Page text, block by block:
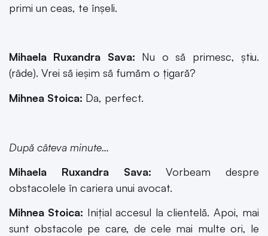
primi un ceas, te înșeli.
Mihaela Ruxandra Sava: Nu o să primesc, știu.
(râde). Vrei să ieșim să fumăm o țigară?
Mihnea Stoica: Da, perfect.
După câteva minute…
Mihaela Ruxandra Sava: Vorbeam despre
obstacolele în cariera unui avocat.
Mihnea Stoica: Inițial accesul la clientelă. Apoi, mai
sunt obstacole pe care, de cele mai multe ori, le